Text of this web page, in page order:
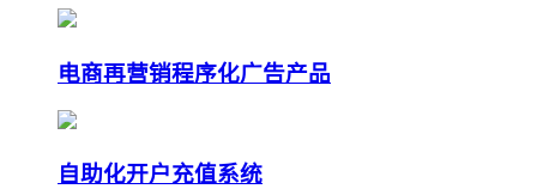
电商再营销程序化广告产品
自助化开户充值系统